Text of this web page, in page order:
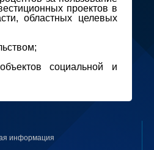
проектов в
областных целевых
социальной и
информация